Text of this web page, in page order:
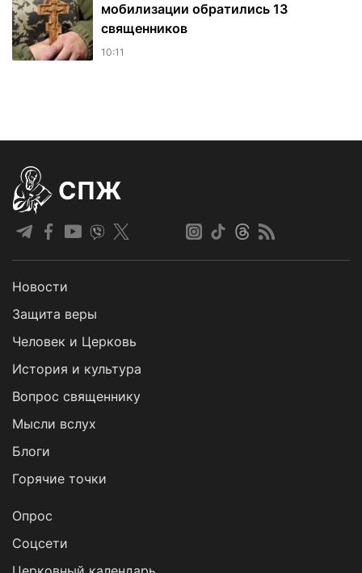
мобилизации обратились 13
священников
10:11
СПЖ
Новости
Защита веры
Человек и Церковь
История и культура
Вопрос священнику
Мысли вслух
Блоги
Горячие точки
Опрос
Cоцсети